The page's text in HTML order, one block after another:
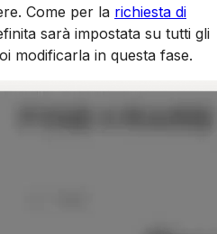
Come per la richiesta di
sarà impostata su tutti gli
modificarla in questa fase.